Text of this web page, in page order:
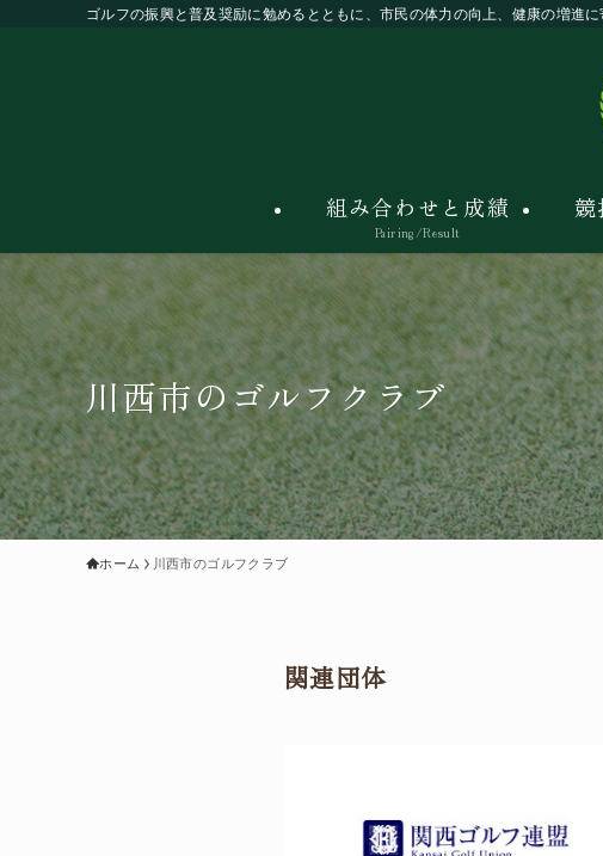
ゴルフの振興と普及奨励に勉めるとともに、市民の体力の向上、健康の増進
組み合わせと成績
Pairing/Result
川西市のゴルフクラブ
ホーム 川西市のゴルフクラブ
関連団体